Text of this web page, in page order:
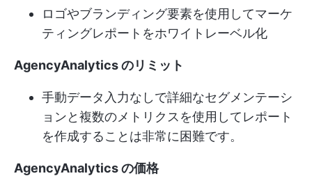
ロゴやブランディング要素を使用してマーケ
ティングレポートをホワイトレーベル化
AgencyAnalytics のリミット
手動データ入力なしで詳細なセグメンテーシ
ョンと複数のメトリクスを使用してレポート
を作成することは非常に困難です。
AgencyAnalytics の価格